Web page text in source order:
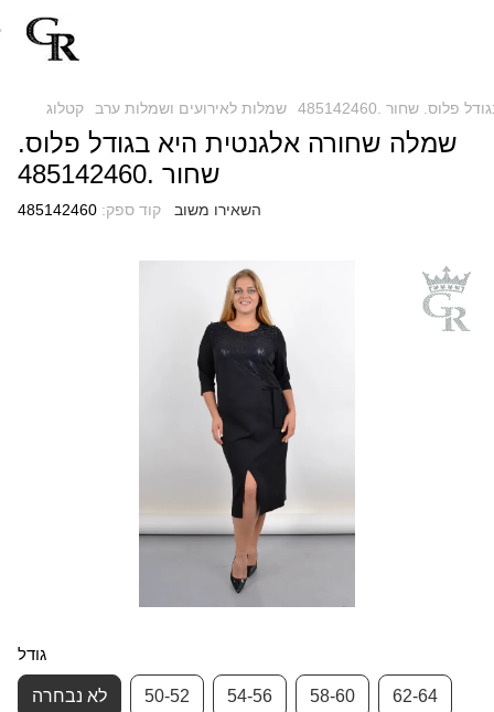
קטלוג שמלות לאירועים ושמלות ערב שחור .485142460
שמלה שחורה אלגנטית היא בגודל פלוס.
שחור .485142460
קוד ספק: השאירו משוב
גודל
לא נבחרה 50-52 54-56 58-60 62-64